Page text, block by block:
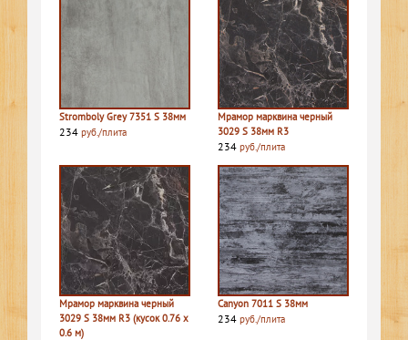
Stromboly Grey 7351 S 38мм
234 руб./плита
Мрамор марквина черный
3029 S 38мм R3
234 руб./плита
Мрамор марквина черный
3029 S 38мм R3 (кусок 0.76 х
0.6 м)
Canyon 7011 S 38мм
234 руб./плита